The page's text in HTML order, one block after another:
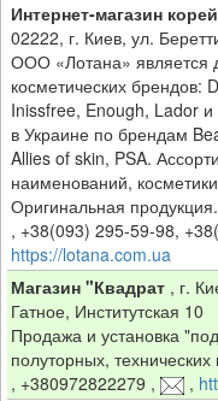
Интернет-магазин
02222, г. Киев, ул.
ООО «Лотана» является
косметических брендов:
Inissfree, Enough, Lador
в Украине по брендам
Allies of skin, PSA.
наименований,
Оригинальная
, +38(093) 295-59-98,
https://lotana.com.ua
Магазин "Квадрат, г.
Гатное, Институтская 10
Продажа и установка
полуторных,
, +380972822279 , ,